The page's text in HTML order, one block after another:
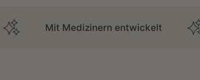
Medizinern entwickelt